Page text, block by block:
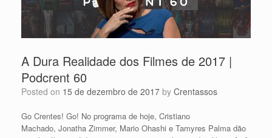
A Dura Realidade dos Filmes de 2017 |
Podcrent 60
Posted on 15 de dezembro de 2017 by Crentassos
Go Crentes! Go! No programa de hoje, Cristiano
Machado, Jonatha Zimmer, Mario Ohashi e Tamyres Palma dão